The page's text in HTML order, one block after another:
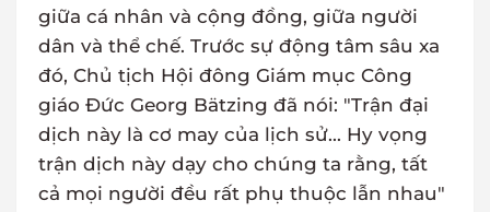
giữa cá nhân và cộng đồng, giữa người
dân và thể chế. Trước sự động tâm sâu xa
đó, Chủ tịch Hội đông Giám mục Công
giáo Đức Georg Bätzing đã nói: "Trận đại
dịch này là cơ may của lịch sử... Hy vọng
trận dịch này dạy cho chúng ta rằng, tất
cả mọi người đều rất phụ thuộc lẫn nhau"